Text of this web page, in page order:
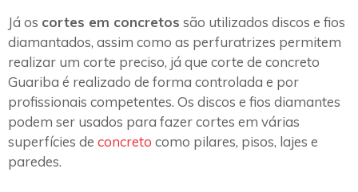
Já os cortes em concretos são utilizados discos e fios
diamantados, assim como as perfuratrizes permitem
realizar um corte preciso, já que corte de concreto
Guariba é realizado de forma controlada e por
profissionais competentes. Os discos e fios diamantes
podem ser usados para fazer cortes em várias
superfícies de concreto como pilares, pisos, lajes e
paredes.